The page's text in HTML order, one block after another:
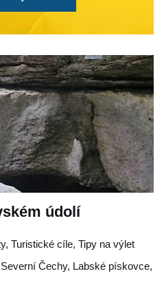
údolí
Turistické cíle, Tipy na výlet
Severní Čechy, Labské pískovce,